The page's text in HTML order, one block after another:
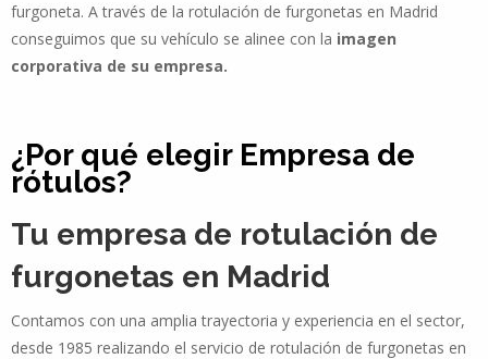
furgoneta. A través de la rotulación de furgonetas en Madrid
conseguimos que su vehículo se alinee con la imagen
corporativa de su empresa.
¿Por qué elegir Empresa de
rótulos?
Tu empresa de rotulación de
furgonetas en Madrid
Contamos con una amplia trayectoria y experiencia en el sector,
desde 1985 realizando el servicio de rotulación de furgonetas en